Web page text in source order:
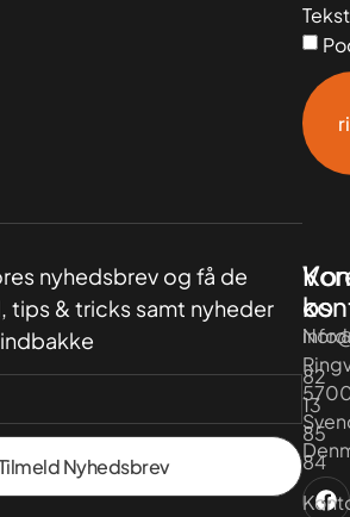
nyhedsbrev og få de
tips & tricks samt nyheder
Nyhedsbrev
os
82
13
85
84